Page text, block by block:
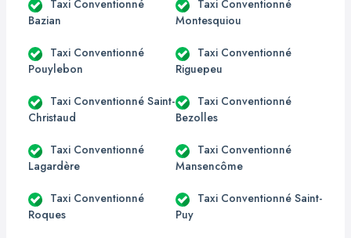
Taxi Conventionné
Bazian
Taxi Conventionné
Montesquiou
Taxi Conventionné
Pouylebon
Taxi Conventionné
Riguepeu
Taxi Conventionné Saint-
Christaud
Taxi Conventionné
Bezolles
Taxi Conventionné
Lagardère
Taxi Conventionné
Mansencôme
Taxi Conventionné
Roques
Taxi Conventionné Saint-
Puy